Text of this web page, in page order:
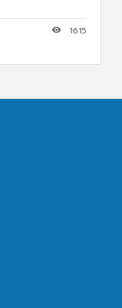
1615